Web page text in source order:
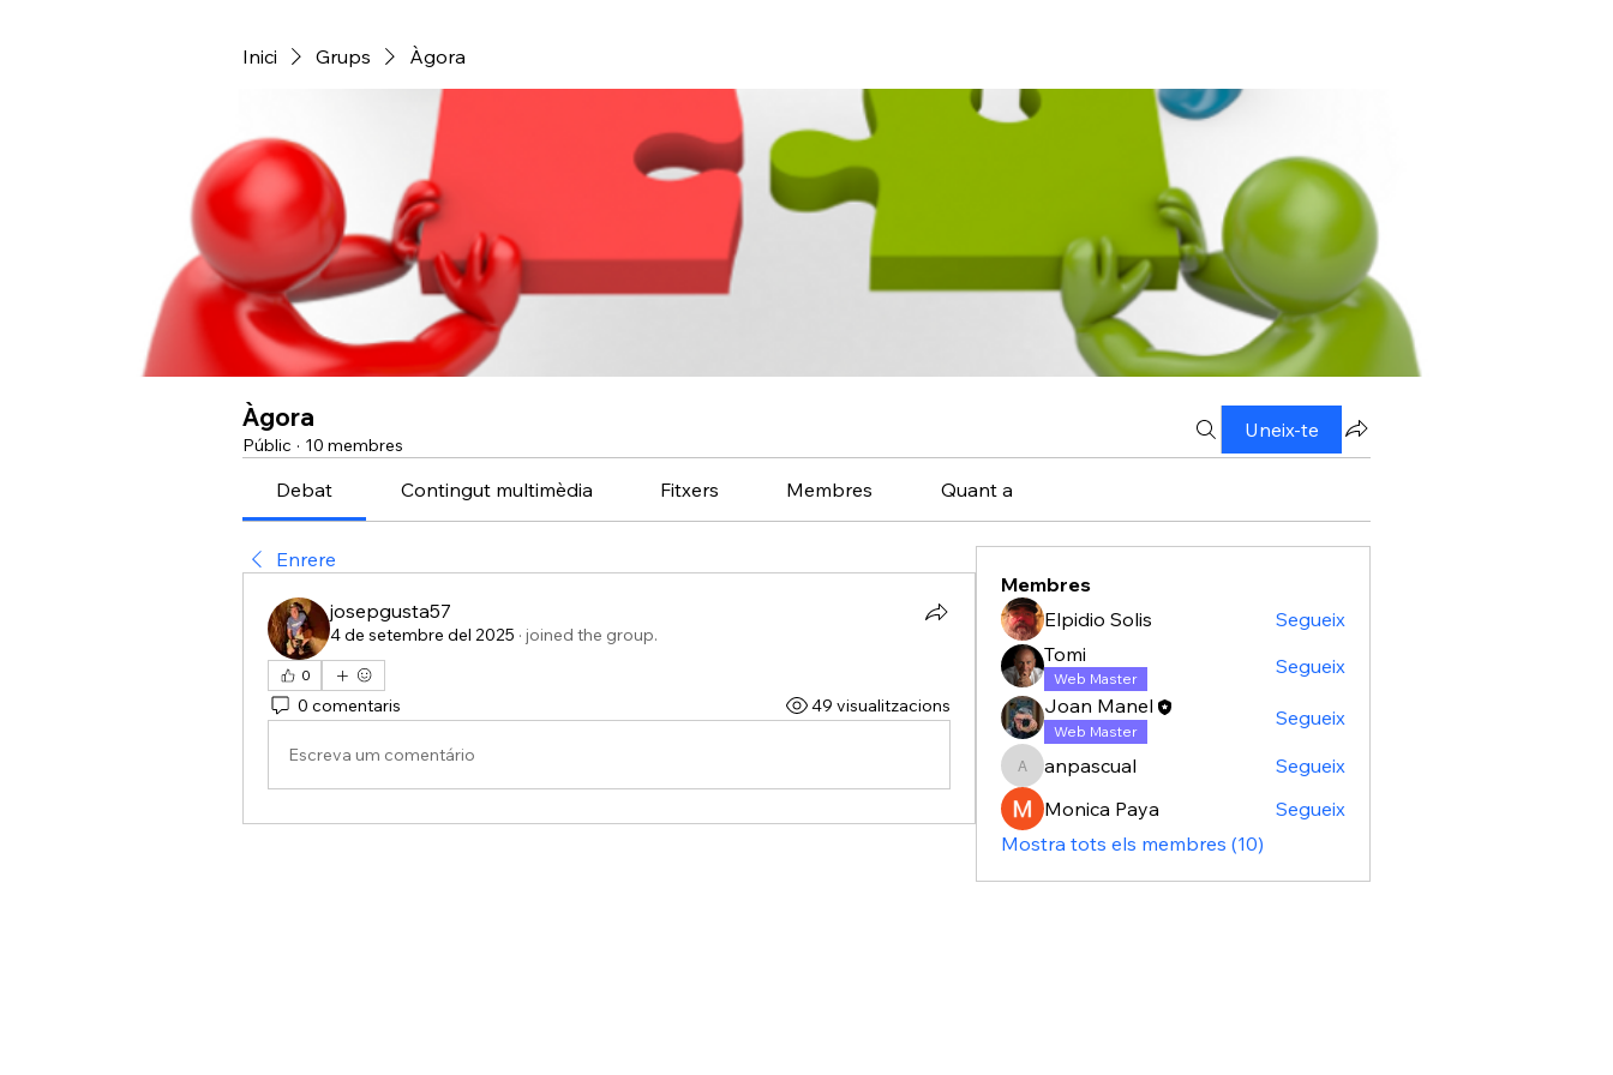
Inici Grups Àgora
Àgora
Públic · 10 membres
Uneix-te
Debat Contingut multimèdia Fitxers Membres Quant a
Enrere
josepgusta57
4 de setembre del 2025 · joined the group.
0
0 comentaris 49 visualitzacions
Escreva um comentário
Membres
Elpidio Solis
Segueix
Tomi
Web Master
Segueix
Joan Manel
Web Master
Segueix
anpascual
anpascual
Segueix
Monica Paya
Segueix
Mostra tots els membres (10)